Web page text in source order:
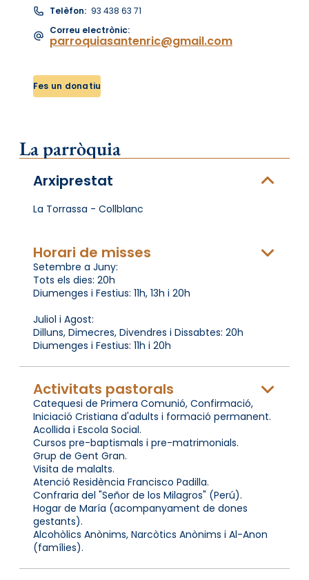
Telèfon: 93 438 63 71
Correu electrònic:
parroquiasantenric@gmail.com
Fes un donatiu
La parròquia
Arxiprestat
La Torrassa - Collblanc
Horari de misses
Setembre a Juny:
Tots els dies: 20h
Diumenges i Festius: 11h, 13h i 20h
Juliol i Agost:
Dilluns, Dimecres, Divendres i Dissabtes: 20h
Diumenges i Festius: 11h i 20h
Activitats pastorals
Catequesi de Primera Comunió, Confirmació,
Iniciació Cristiana d'adults i formació permanent.
Acollida i Escola Social.
Cursos pre-baptismals i pre-matrimonials.
Grup de Gent Gran.
Visita de malalts.
Atenció Residència Francisco Padilla.
Confraria del "Señor de los Milagros" (Perú).
Hogar de María (acompanyament de dones
gestants).
Alcohòlics Anònims, Narcòtics Anònims i Al-Anon
(famílies).